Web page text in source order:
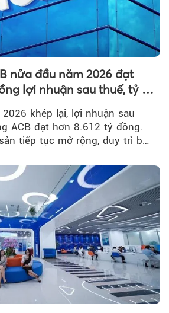
nửa đầu năm 2026 đạt
lợi nhuận sau thuế, tỷ lệ
khép lại, lợi nhuận sau
ACB đạt hơn 8.612 tỷ đồng.
tiếp tục mở rộng, duy trì bộ